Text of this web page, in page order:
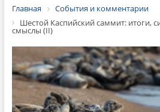
Главная
События и комментарии
Шестой Каспийский саммит: итоги,
смыслы (II)